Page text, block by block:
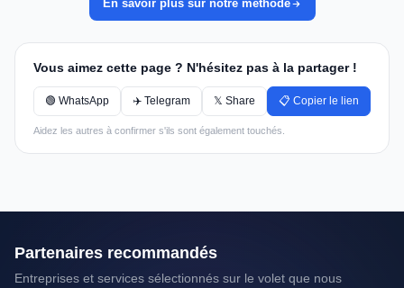
En savoir plus sur notre méthode
Vous aimez cette page ? N'hésitez pas à la partager !
🟢 WhatsApp ✈️ Telegram 𝕏 Share 📋 Copier le lien
Aidez les autres à confirmer s'ils sont également touchés.
Partenaires recommandés
Entreprises et services sélectionnés sur le volet que nous